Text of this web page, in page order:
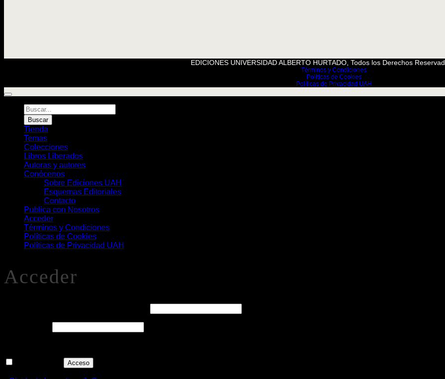
EDICIONES UNIVERSIDAD ALBERTO HURTADO, Todos los Derechos
Términos y Condiciones
Políticas de Cookies
Políticas de Privacidad UAH
Búsqueda
de
Libros
Buscar
Tienda
Temas
Colecciones
Libros Liberados
Autoras y autores
Conócenos
Sobre Ediciones UAH
Esquemas Editoriales
Contacto
Publica con Nosotros
Acceder
Términos y Condiciones
Políticas de Cookies
Políticas de Privacidad UAH
Acceder
Acceso